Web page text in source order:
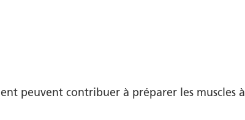
peuvent contribuer à préparer les muscles à